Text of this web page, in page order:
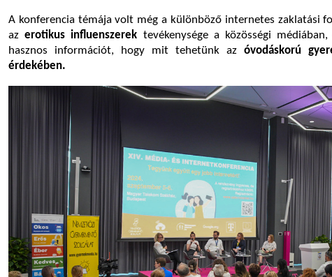
A konferencia témája volt még a különböző internetes zaklatási
azerotikus influenszerek tevékenysége a közösségi
hasznos információt, hogy mit tehetünk az óvodáskorú
érdekében.